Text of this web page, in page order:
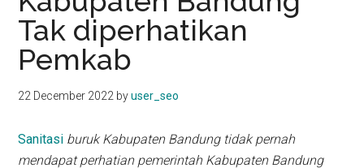
kit
indonesia
Tak diperhatikan
Pemkab
22 December 2022 byuser_seo
Sanitasi buruk Kabupaten Bandung tidak pernah
mendapat perhatian pemerintah Kabupaten Bandung